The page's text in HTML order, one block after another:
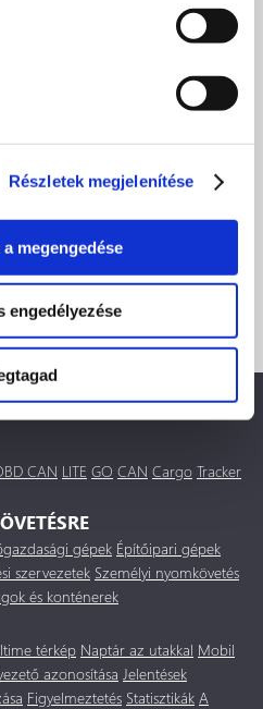
Részletek megjelenítése
megengedése
engedélyezése
egy vállalat számára
CAN LITE GO CAN Cargo Tracker
gépek Építőipari gépek
szervezetek Személyi nyomkövetés
és konténerek
térkép Naptár az utakkal Mobil
azonosítása Jelentések
Figyelmeztetés Statisztikák A